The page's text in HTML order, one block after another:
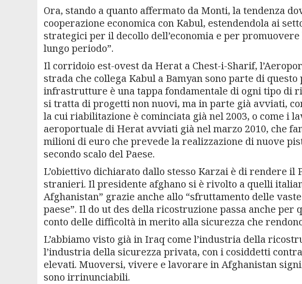
Ora, stando a quanto affermato da Monti, la tendenza
cooperazione economica con Kabul, estendendola ai
strategici per il decollo dell’economia e per
lungo periodo”.
Il corridoio est-ovest da Herat a Chest-i-Sharif,
strada che collega Kabul a Bamyan sono parte di
infrastrutture è una tappa fondamentale di ogni tipo di
si tratta di progetti non nuovi, ma in parte già avviati,
la cui riabilitazione è cominciata già nel 2003, o come i
aeroportuale di Herat avviati già nel marzo 2010, che
milioni di euro che prevede la realizzazione di nuove
secondo scalo del Paese.
L’obiettivo dichiarato dallo stesso Karzai è di rendere
stranieri. Il presidente afghano si è rivolto a quelli
Afghanistan” grazie anche allo “sfruttamento delle
paese”. Il do ut des della ricostruzione passa anche per
conto delle difficoltà in merito alla sicurezza che
L’abbiamo visto già in Iraq come l’industria della
l’industria della sicurezza privata, con i cosiddetti
elevati. Muoversi, vivere e lavorare in Afghanistan
sono irrinunciabili.